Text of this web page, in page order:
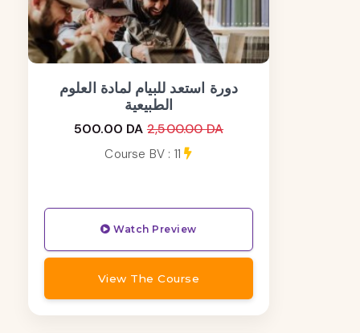
دورة استعد للبيام لمادة العلوم
الطبيعية
500.00 DA 2,500.00 DA
Course BV : 11
Watch Preview
View The Course